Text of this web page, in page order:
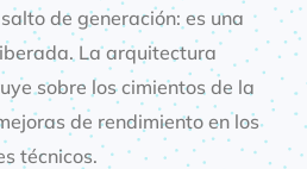
de generación: es una
La arquitectura
sobre los cimientos de la
de rendimiento en los
técnicos.